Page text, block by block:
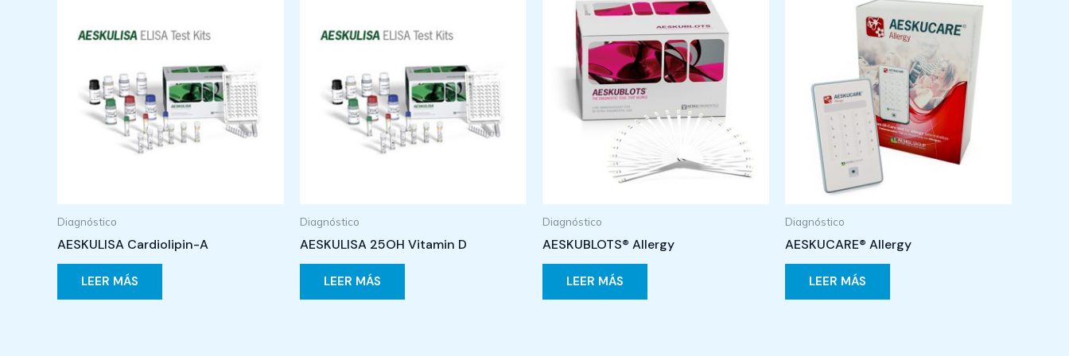
Diagnóstico
AESKULISA Cardiolipin-A
LEER MÁS
Diagnóstico
AESKULISA 25OH Vitamin D
LEER MÁS
Diagnóstico
AESKUBLOTS® Allergy
LEER MÁS
Diagnóstico
AESKUCARE® Allergy
LEER MÁS